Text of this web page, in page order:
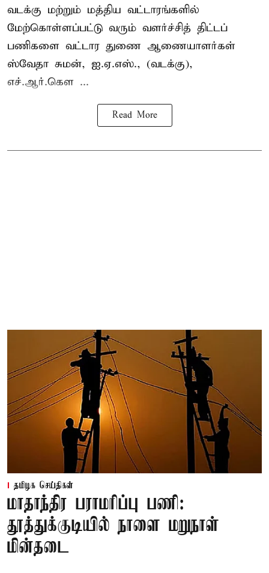
வடக்கு மற்றும் மத்திய வட்டாரங்களில்
மேற்கொள்ளப்பட்டு வரும் வளர்ச்சித் திட்டப்
பணிகளை வட்டார துணை ஆணையாளர்கள்
ஸ்வேதா சுமன், ஐ.ஏ.எஸ்., (வடக்கு),
எச்.ஆர்.கௌ ...
Read More
தமிழக செய்திகள்
மாதாந்திர பராமரிப்பு பணி:
தூத்துக்குடியில் நாளை மறுநாள்
மின்தடை